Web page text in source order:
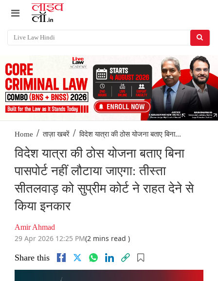
Home / ताज़ा खबरें / विदेश यात्रा की ठोस योजना बताए बिना...
विदेश यात्रा की ठोस योजना बताए बिना
पासपोर्ट नहीं लौटाया जाएगा: तीस्ता
सीतलवाड़ को सुप्रीम कोर्ट ने राहत देने से
किया इनकार
Amir Ahmad
29 Apr 2026 12:25 PM(2 mins read )
Share this